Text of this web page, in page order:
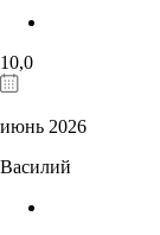
10,0
июнь 2026
Василий